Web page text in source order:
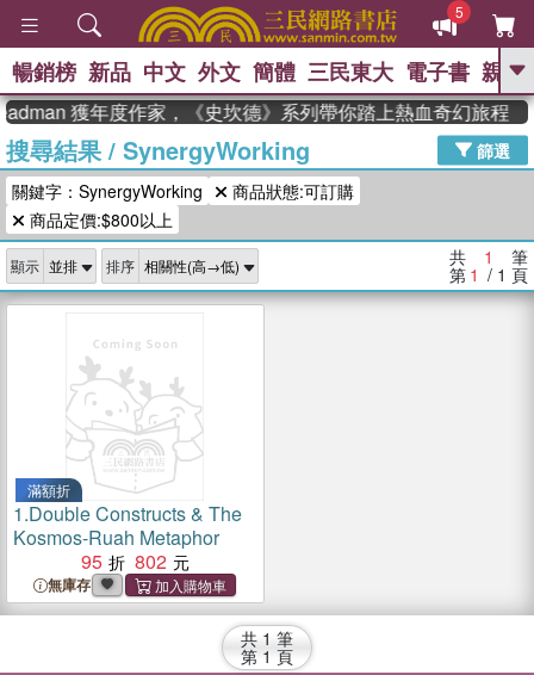
5
GO
熱搜： 東野圭吾 高希均教授回憶錄
、 The Odyssey 、 父親節 、 如果歷
史是一群喵 、 暑期推薦
登輝時代 、 數學女孩：黎曼猜想 、
偉大的迷走神經
暢銷榜 新品 中文 外文 簡體 三民東大 電子書 親子
獲年度作家，《史坎德》系列帶你踏上熱血奇幻旅程
搜尋結果/ SynergyWorking
篩選
關鍵字：SynergyWorking
商品狀態:可訂購
商品定價:$800以上
顯示 排序 共 1 筆
第 1 / 1 頁
滿額折
1.Double Constructs & The
Kosmos-Ruah Metaphor
95
802
無庫存
共 1 筆
第 1 頁